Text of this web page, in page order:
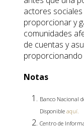
actores
proporcionar y
comunidades
de cuentas y
proporcionando
Notas
Banco Nacional
Disponible aquí.
Centro de